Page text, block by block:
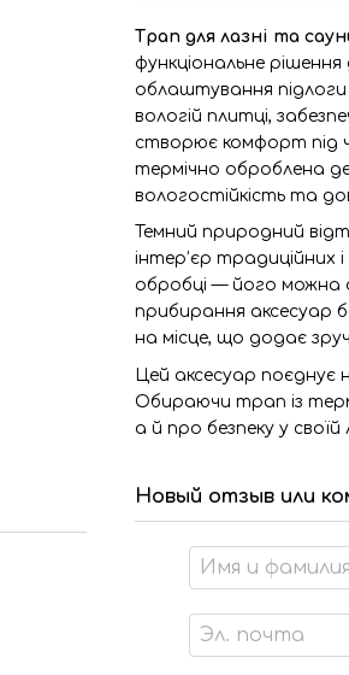
Трап для лазні та
функціональне
облаштування підлоги
вологій плитці,
створює комфорт під
термічно оброблена
вологостійкість та
Темний природний
інтер’єр традиційних
обробці — його можна
прибирання аксесуар
на місце, що додає
Цей аксесуар
Обираючи трап із
а й про безпеку у своїй
Новый отзыв или